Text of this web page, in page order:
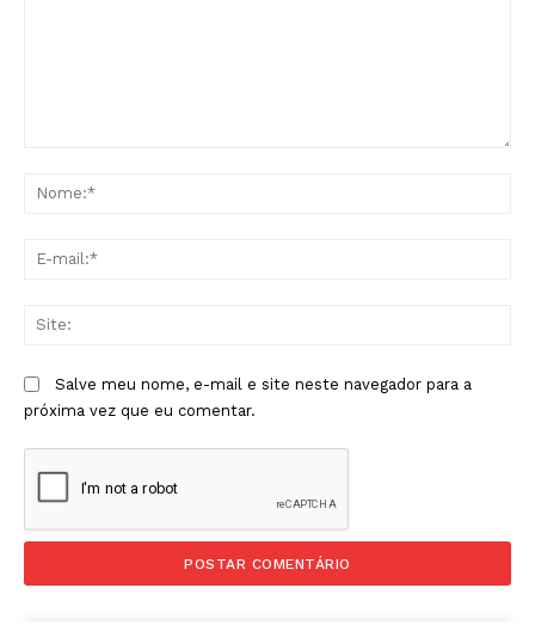
Salve meu nome, e-mail e site neste navegador para a
próxima vez que eu comentar.